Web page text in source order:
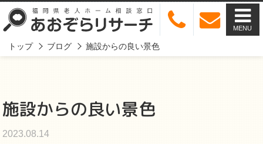
MENU
トップ ブログ 施設からの良い景色
施設からの良い景色
2023.08.14